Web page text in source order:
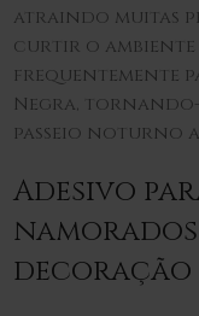
atraindo muitas
curtir o ambiente
frequentemente
Negra, tornando-
passeio noturno
Adesivo
decoração